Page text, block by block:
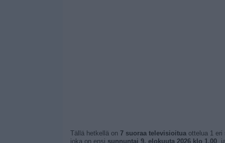
Tällä hetkellä on 7 suoraa televisioituaottelua 1 eri
joka on ensi sunnuntai 9. elokuuta 2026 klo 1.00,